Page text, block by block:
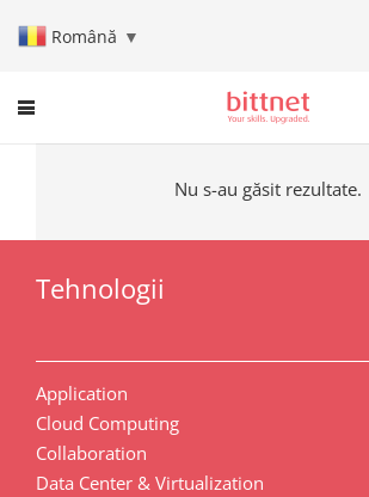
Română ▼
When
Nu s-au găsit rezultate.
Tehnologii
Application
Cloud Computing
Collaboration
Data Center & Virtualization